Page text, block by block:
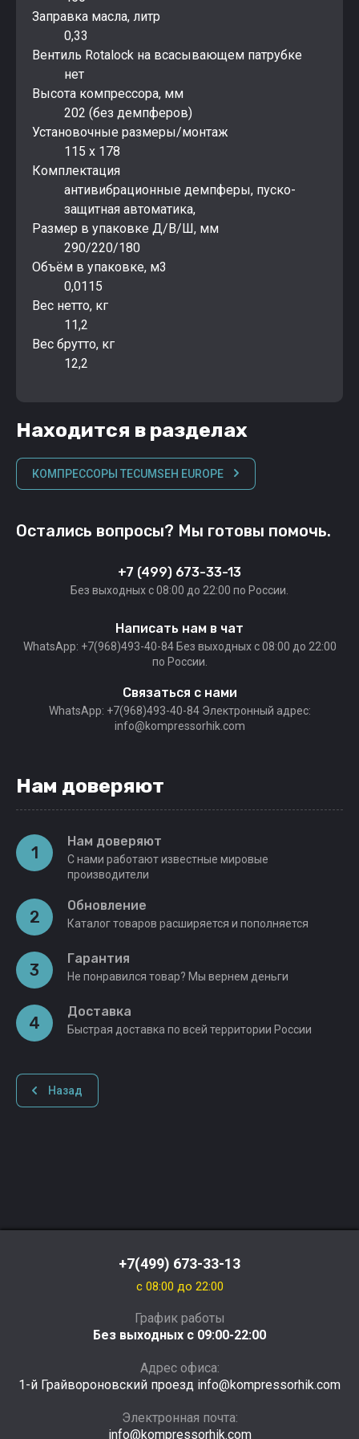
Заправка масла, литр
0,33
Вентиль Rotalock на всасывающем патрубке
нет
Высота компрессора, мм
202 (без демпферов)
Установочные размеры/монтаж
115 x 178
Комплектация
антивибрационные демпферы, пуско-
защитная автоматика,
Размер в упаковке Д/В/Ш, мм
290/220/180
Объём в упаковке, м3
0,0115
Вес нетто, кг
11,2
Вес брутто, кг
12,2
Находится в разделах
КОМПРЕССОРЫ TECUMSEH EUROPE
Остались вопросы? Мы готовы помочь.
+7 (499) 673-33-13
Без выходных c 08:00 до 22:00 по России.
Написать нам в чат
WhatsApp: +7(968)493-40-84 Без выходных c 08:00 до 22:00
по России.
Связаться с нами
WhatsApp: +7(968)493-40-84 Электронный адрес:
info@kompressorhik.com
Нам доверяют
1
Нам доверяют
С нами работают известные мировые
производители
2
Обновление
Каталог товаров расширяется и пополняется
3
Гарантия
Не понравился товар? Мы вернем деньги
4
Доставка
Быстрая доставка по всей территории России
Назад
+7(499) 673-33-13
c 08:00 до 22:00
График работы
Без выходных с 09:00-22:00
Адрес офиса:
1-й Грайвороновский проезд info@kompressorhik.com
Электронная почта:
info@kompressorhik.com